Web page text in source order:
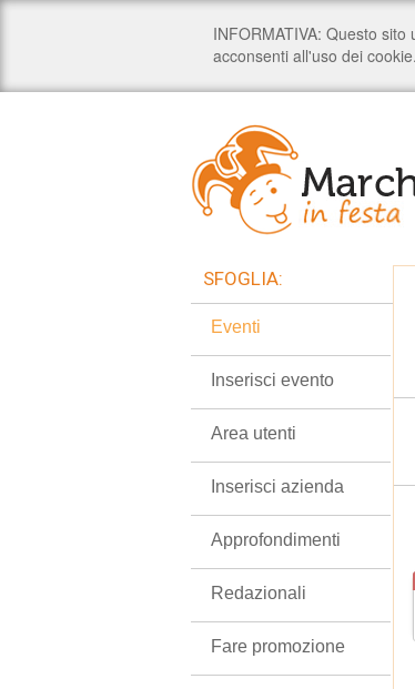
SFOGLIA:
Eventi
Inserisci evento
Area utenti
Inserisci azienda
Approfondimenti
Redazionali
Fare promozione